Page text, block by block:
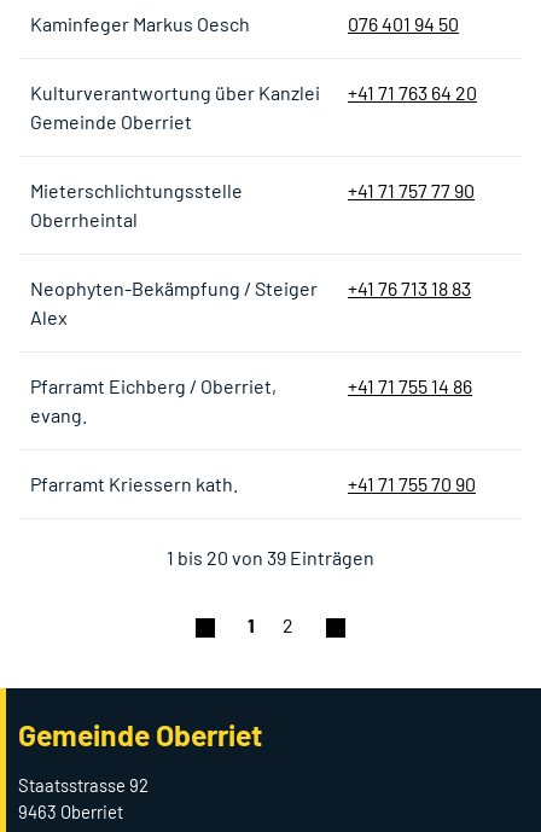
Kaminfeger Markus Oesch 076 401 94 50
Kulturverantwortung über Kanzlei
Gemeinde Oberriet
+41 71 763 64 20
Mieterschlichtungsstelle
Oberrheintal
+41 71 757 77 90
Neophyten-Bekämpfung / Steiger
Alex
+41 76 713 18 83
Pfarramt Eichberg / Oberriet,
evang.
+41 71 755 14 86
Pfarramt Kriessern kath. +41 71 755 70 90
1 bis 20 von 39 Einträgen
1 2
Gemeinde Oberriet
Staatsstrasse 92
9463 Oberriet